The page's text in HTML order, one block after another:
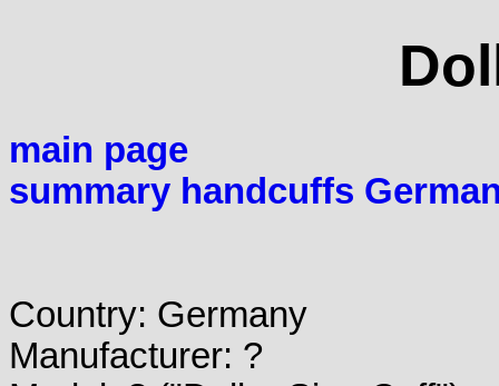
main page
summary handcuffs
Country: Germany
Manufacturer: ?